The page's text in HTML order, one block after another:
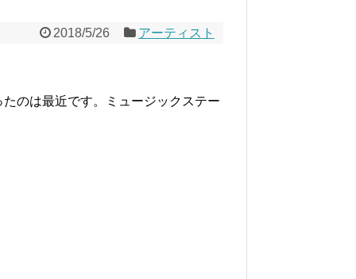
2018/5/26 アーティスト
のは最近です。ミュージックステー